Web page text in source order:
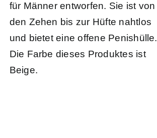
für Männer entworfen. Sie ist von
den Zehen bis zur Hüfte nahtlos
und bietet eine offene Penishülle.
Die Farbe dieses Produktes ist
Beige.